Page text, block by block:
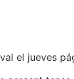
el jueves